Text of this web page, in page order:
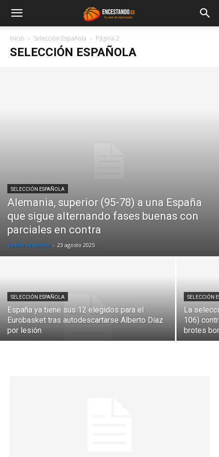
Inicio Selección Española Página 2
SELECCIÓN ESPAÑOLA
SELECCIÓN ESPAÑOLA
Alemania, superior (95-78) a una España
que sigue alternando fases buenas con
parciales en contra
Javier Maestro - 23 agosto 2025
SELECCIÓN ESPAÑOLA
España ya tiene sus 12 elegidos para el
Eurobasket tras autodescartarse Alberto Díaz
por lesión
SELECCIÓN
La
106)
brotes